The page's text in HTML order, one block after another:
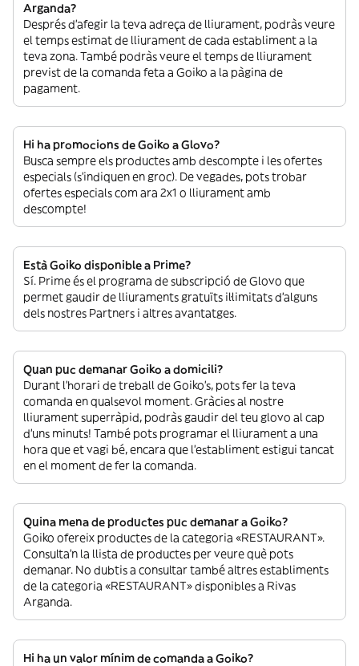
Arganda?
Després d’afegir la teva adreça de lliurament, podràs veure
el temps estimat de lliurament de cada establiment a la
teva zona. També podràs veure el temps de lliurament
previst de la comanda feta a Goiko a la pàgina de
pagament.
Hi ha promocions de Goiko a Glovo?
Busca sempre els productes amb descompte i les ofertes
especials (s’indiquen en groc). De vegades, pots trobar
ofertes especials com ara 2x1 o lliurament amb
descompte!
Està Goiko disponible a Prime?
Sí. Prime és el programa de subscripció de Glovo que
permet gaudir de lliuraments gratuïts il·limitats d’alguns
dels nostres Partners i altres avantatges.
Quan puc demanar Goiko a domicili?
Durant l’horari de treball de Goiko’s, pots fer la teva
comanda en qualsevol moment. Gràcies al nostre
lliurament superràpid, podràs gaudir del teu glovo al cap
d’uns minuts! També pots programar el lliurament a una
hora que et vagi bé, encara que l’establiment estigui tancat
en el moment de fer la comanda.
Quina mena de productes puc demanar a Goiko?
Goiko ofereix productes de la categoria «RESTAURANT».
Consulta’n la llista de productes per veure què pots
demanar. No dubtis a consultar també altres establiments
de la categoria «RESTAURANT» disponibles a Rivas
Arganda.
Hi ha un valor mínim de comanda a Goiko?